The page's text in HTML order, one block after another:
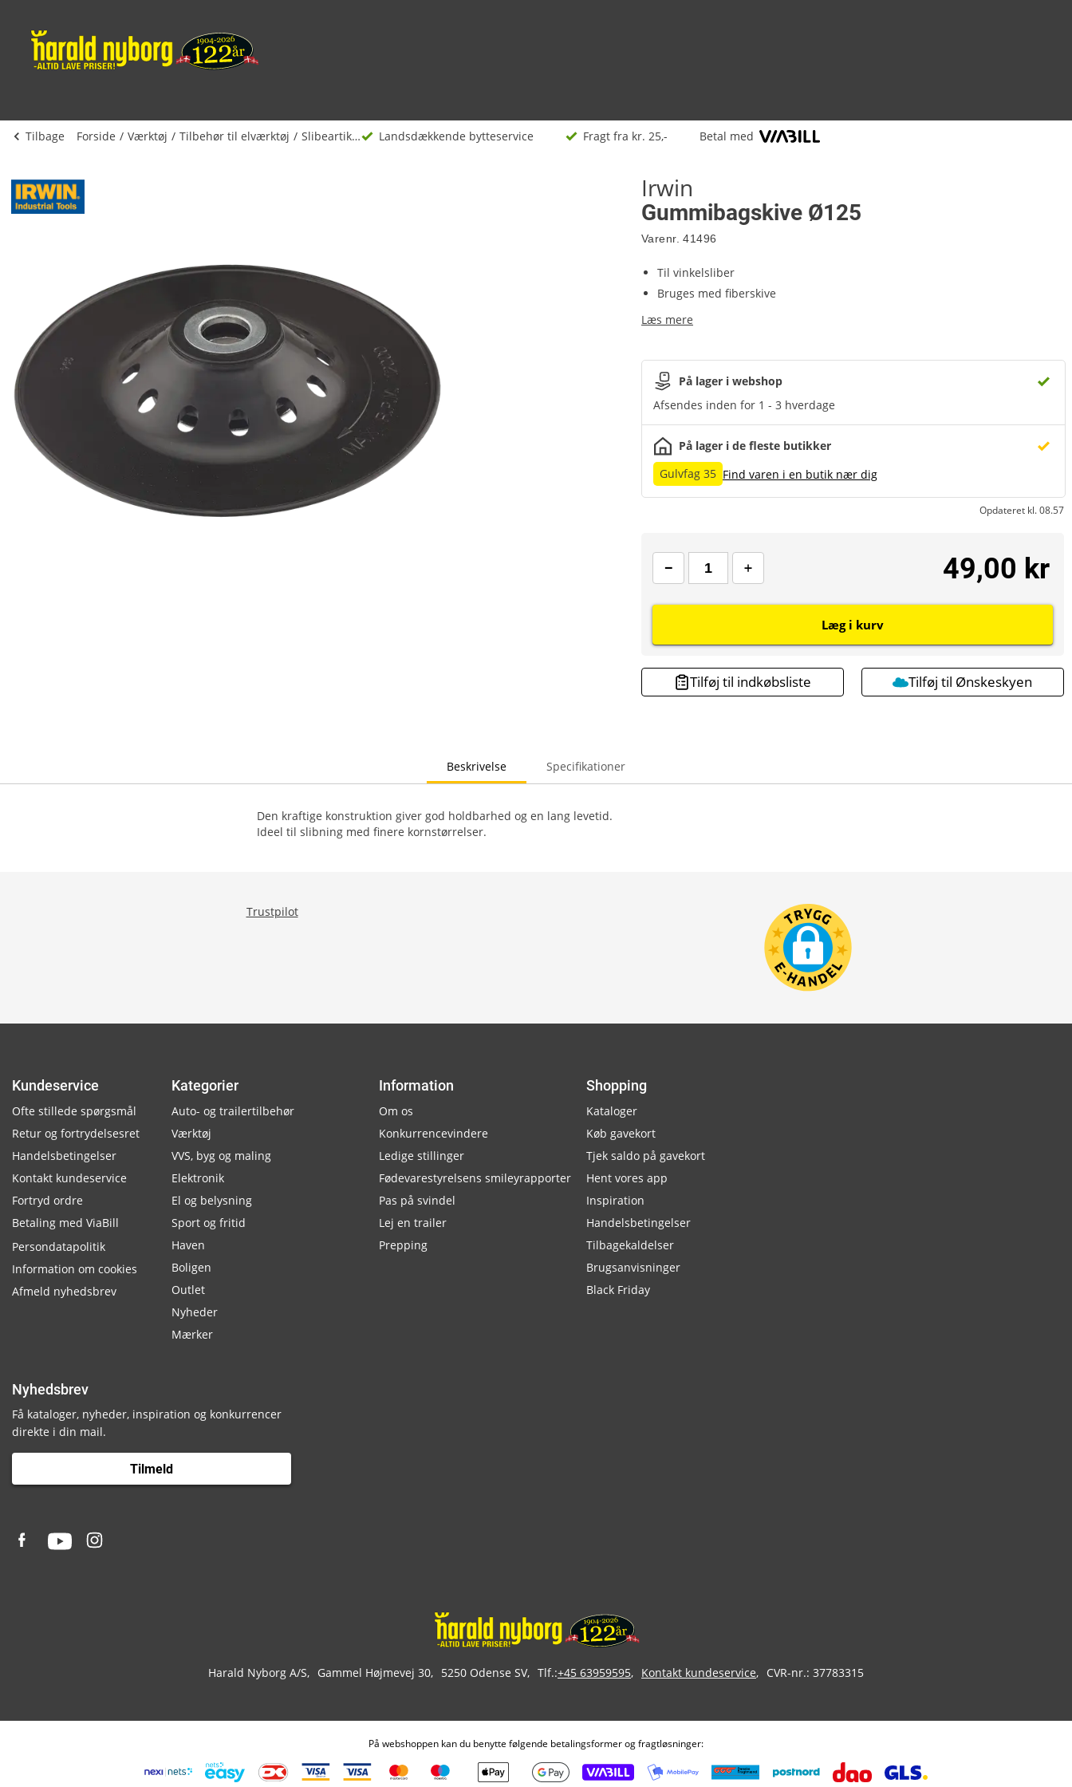
Tilbage Forside Værktøj Tilbehør til elværktøj Slibeartikler Landsdækkende bytteservice Fragt fra kr. 25,- Betal med
Irwin
Gummibagskive Ø125
Varenr. 41496
Til vinkelsliber
Bruges med fiberskive
Læs mere
På lager i webshop
Afsendes inden for 1 - 3 hverdage
På lager i de fleste butikker
Gulvfag 35 Find varen i en butik nær dig
Opdateret kl. 08.57
49,00 kr
Læg i kurv
Tilføj til indkøbsliste Tilføj til Ønskeskyen
Beskrivelse Specifikationer
Den kraftige konstruktion giver god holdbarhed og en lang levetid.
Trustpilot
Kundeservice
Ofte stillede spørgsmål
Retur og fortrydelsesret
Handelsbetingelser
Kontakt kundeservice
Fortryd ordre
Betaling med ViaBill
Persondatapolitik
Information om cookies
Afmeld nyhedsbrev
Kategorier
Auto- og trailertilbehør
Værktøj
VVS, byg og maling
Elektronik
El og belysning
Sport og fritid
Haven
Boligen
Outlet
Nyheder
Mærker
Information
Om os
Konkurrencevindere
Ledige stillinger
Fødevarestyrelsens smileyrapporter
Pas på svindel
Lej en trailer
Prepping
Shopping
Kataloger
Køb gavekort
Tjek saldo på gavekort
Hent vores app
Inspiration
Handelsbetingelser
Tilbagekaldelser
Brugsanvisninger
Black Friday
Nyhedsbrev
Få kataloger, nyheder, inspiration og konkurrencer
direkte i din mail.
Tilmeld
Harald Nyborg A/S Gammel Højmevej 30 5250 Odense SV Tlf.:+45 63959595 Kontakt kundeservice CVR-nr.: 37783315
På webshoppen kan du benytte følgende betalingsformer og fragtløsninger: